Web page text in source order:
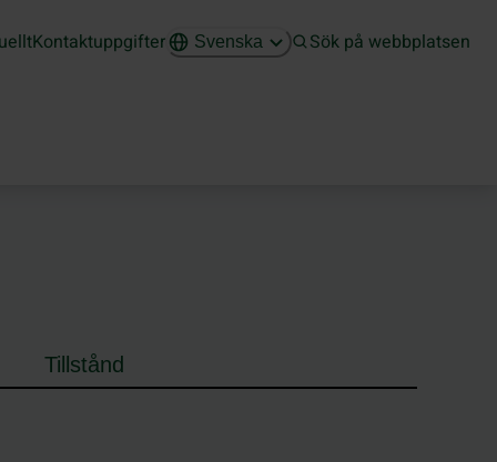
Kontaktuppgifter Svenska Sök på webbplatsen
Tillstånd